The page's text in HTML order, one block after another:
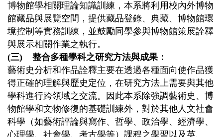
博物館學相關理論知識訓練，本系將利用校內外博物
館藏品與展覽空間，提供藏品登錄、典藏、博物館環
境控制等實務訓練，並鼓勵同學參與博物館策展詮釋
與展示相關作業之執行。
(三) 整合多種學科之研究方法與成果：
藝術史分析和作品詮釋主要在透過各種面向使作品獲
得正確的理解與歷史定位，在研究方法上需要與其他
學科進行跨領域之交流。因此本系除強調藝術史、博
物館學和文物修復的基礎訓練外，對於其他人文社會
科學（如藝術評論與寫作、哲學、政治學、經濟學、
心理學、社會學、考古學等）課程之學習以及英、